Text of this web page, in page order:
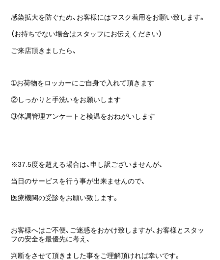
感染拡大を防ぐため、お客様にはマスク着用をお願い致します。
（お持ちでない場合はスタッフにお伝えください）
ご来店頂きましたら、
➀お荷物をロッカーにご自身で入れて頂きます
②しっかりと手洗いをお願いします
③体調管理アンケートと検温をおねがいします
※37.5度を超える場合は、申し訳ございませんが、
当日のサービスを行う事が出来ませんので、
医療機関の受診をお願い致します。
お客様へはご不便、ご迷惑をおかけ致しますが、お客様とスタッ
フの安全を最優先に考え、
判断をさせて頂きました事をご理解頂ければ幸いです。